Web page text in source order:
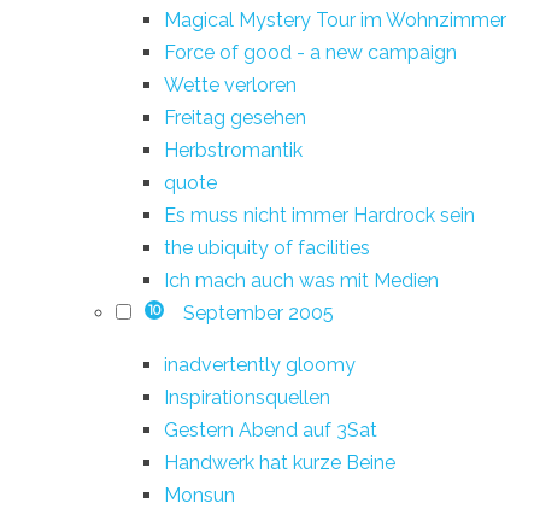
Magical Mystery Tour im Wohnzimmer
Force of good - a new campaign
Wette verloren
Freitag gesehen
Herbstromantik
quote
Es muss nicht immer Hardrock sein
the ubiquity of facilities
Ich mach auch was mit Medien
10 September 2005
inadvertently gloomy
Inspirationsquellen
Gestern Abend auf 3Sat
Handwerk hat kurze Beine
Monsun